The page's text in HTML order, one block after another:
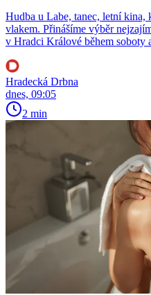
Hudba u Labe, tanec, letní
vlakem. Přinášíme výběr
v Hradci Králové během soboty
Hradecká Drbna
dnes, 09:05
2 min